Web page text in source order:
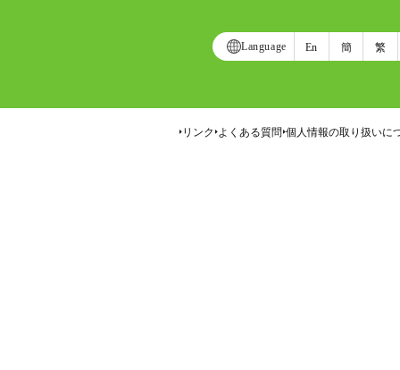
Language En 簡 繁
リンク よくある質問 個人情報の取り扱いに